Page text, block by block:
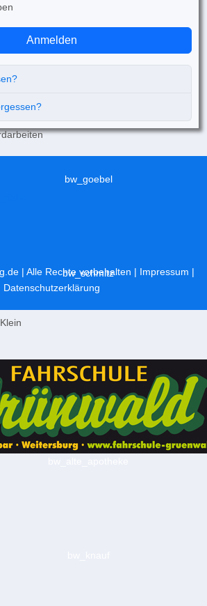
Anmelden
| Alle Rechte vorbehalten | Impressum |
Datenschutzerklärung